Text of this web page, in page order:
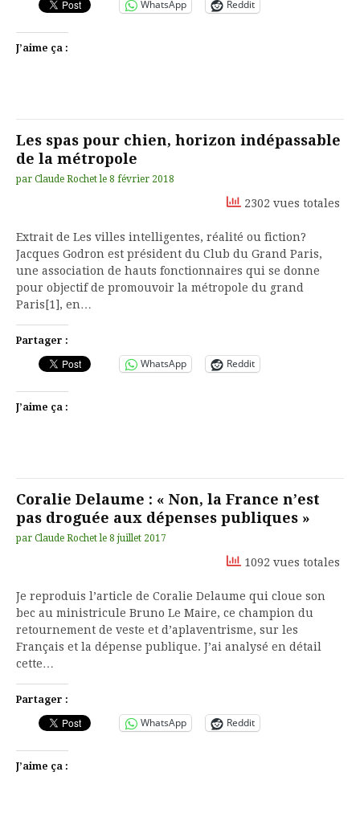
WhatsApp Reddit
J’aime ça :
Les spas pour chien, horizon indépassable
de la métropole
par Claude Rochet le 8 février 2018
2302 vues totales
Extrait de Les villes intelligentes, réalité ou fiction?
Jacques Godron est président du Club du Grand Paris,
une association de hauts fonctionnaires qui se donne
pour objectif de promouvoir la métropole du grand
Paris[1], en…
Partager :
WhatsApp Reddit
J’aime ça :
Coralie Delaume : « Non, la France n’est
pas droguée aux dépenses publiques »
par Claude Rochet le 8 juillet 2017
1092 vues totales
Je reproduis l’article de Coralie Delaume qui cloue son
bec au ministricule Bruno Le Maire, ce champion du
retournement de veste et d’aplaventrisme, sur les
Français et la dépense publique. J’ai analysé en détail
cette…
Partager :
WhatsApp Reddit
J’aime ça :